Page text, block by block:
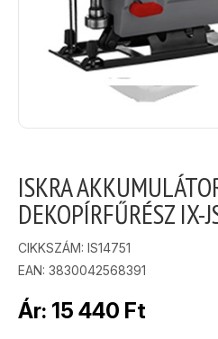
ISKRA
DEKOPÍRFŰRÉSZ IX-
CIKKSZÁM: IS14751
EAN: 3830042568391
Ár: 15 440 Ft